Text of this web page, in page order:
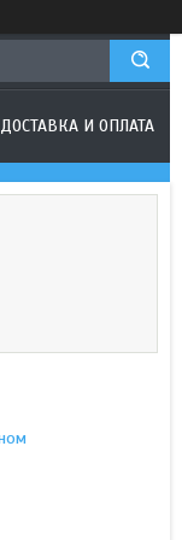
ДОСТАВКА И ОПЛАТА